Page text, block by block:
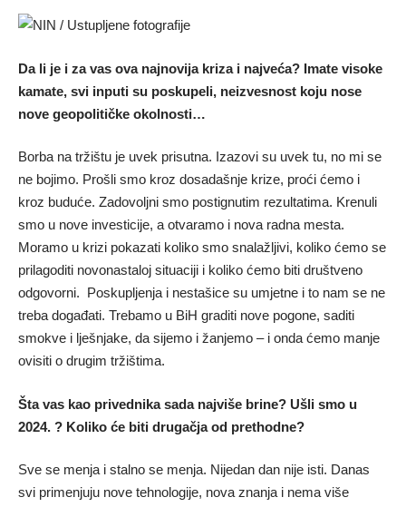
Da li je i za vas ova najnovija kriza i najveća? Imate visoke
kamate, svi inputi su poskupeli, neizvesnost koju nose
nove geopolitičke okolnosti…
Borba na tržištu je uvek prisutna. Izazovi su uvek tu, no mi se
ne bojimo. Prošli smo kroz dosadašnje krize, proći ćemo i
kroz buduće. Zadovoljni smo postignutim rezultatima. Krenuli
smo u nove investicije, a otvaramo i nova radna mesta.
Moramo u krizi pokazati koliko smo snalažljivi, koliko ćemo se
prilagoditi novonastaloj situaciji i koliko ćemo biti društveno
odgovorni. Poskupljenja i nestašice su umjetne i to nam se ne
treba događati. Trebamo u BiH graditi nove pogone, saditi
smokve i lješnjake, da sijemo i žanjemo – i onda ćemo manje
ovisiti o drugim tržištima.
Šta vas kao privednika sada najviše brine? Ušli smo u
2024. ? Koliko će biti drugačja od prethodne?
Sve se menja i stalno se menja. Nijedan dan nije isti. Danas
svi primenjuju nove tehnologije, nova znanja i nema više